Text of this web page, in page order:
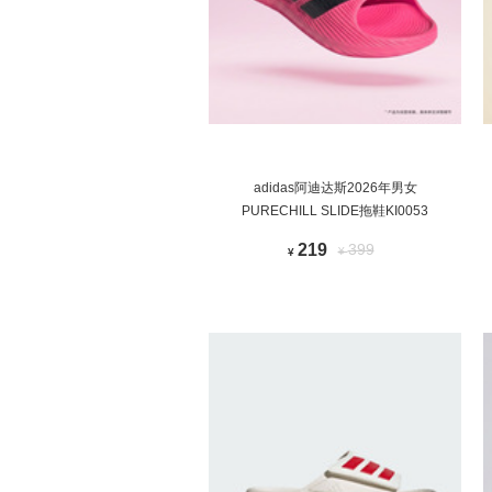
adidas阿迪达斯2026年男女
PURECHILL SLIDE拖鞋KI0053
¥ 219 ¥399